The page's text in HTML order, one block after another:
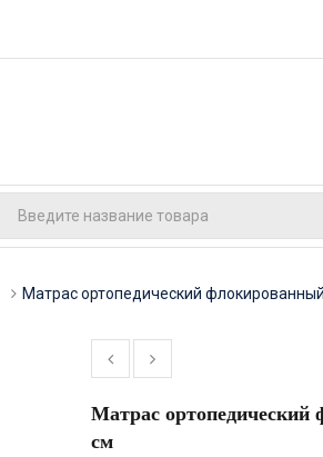
Матрас ортопедический
Матрас ортопедический
см